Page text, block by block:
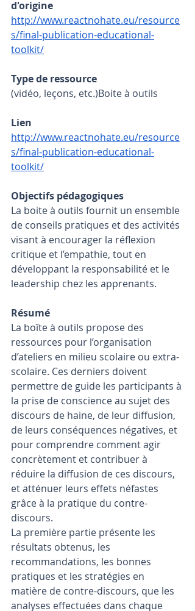
d'origine
http://www.reactnohate.eu/resource
s/final-publication-educational-
toolkit/
Type de ressource
(vidéo, leçons, etc.)Boite à outils
Lien
http://www.reactnohate.eu/resource
s/final-publication-educational-
toolkit/
Objectifs pédagogiques
La boite à outils fournit un ensemble
de conseils pratiques et des activités
visant à encourager la réflexion
critique et l’empathie, tout en
développant la responsabilité et le
leadership chez les apprenants.
Résumé
La boîte à outils propose des
ressources pour l’organisation
d’ateliers en milieu scolaire ou extra-
scolaire. Ces derniers doivent
permettre de guide les participants à
la prise de conscience au sujet des
discours de haine, de leur diffusion,
de leurs conséquences négatives, et
pour comprendre comment agir
concrètement et contribuer à
réduire la diffusion de ces discours,
et atténuer leurs effets néfastes
grâce à la pratique du contre-
discours.
La première partie présente les
résultats obtenus, les
recommandations, les bonnes
pratiques et les stratégies en
matière de contre-discours, que les
analyses effectuées dans chaque